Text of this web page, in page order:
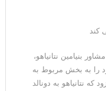
کند
بنیامین نتانیاهو،
را به بخش مربوط به
که نتانیاهو به دونالد